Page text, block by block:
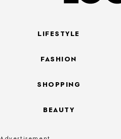
LIFESTYLE
FASHION
SHOPPING
BEAUTY